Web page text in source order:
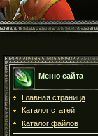
Меню сайта
Главная страница
Каталог статей
Каталог файлов